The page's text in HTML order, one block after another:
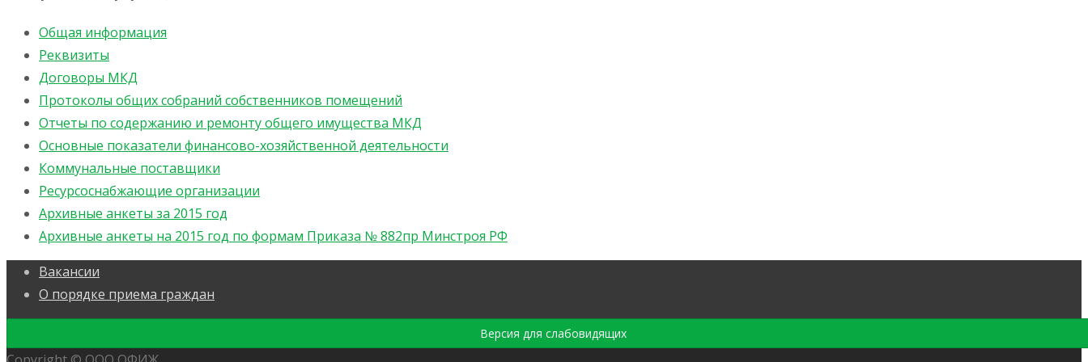
Общая информация
Реквизиты
Договоры МКД
Протоколы общих собраний собственников помещений
Отчеты по содержанию и ремонту общего имущества МКД
Основные показатели финансово-хозяйственной деятельности
Коммунальные поставщики
Ресурсоснабжающие организации
Архивные анкеты за 2015 год
Архивные анкеты на 2015 год по формам Приказа № 882пр Минстроя РФ
Вакансии
О порядке приема граждан
Версия для слабовидящих